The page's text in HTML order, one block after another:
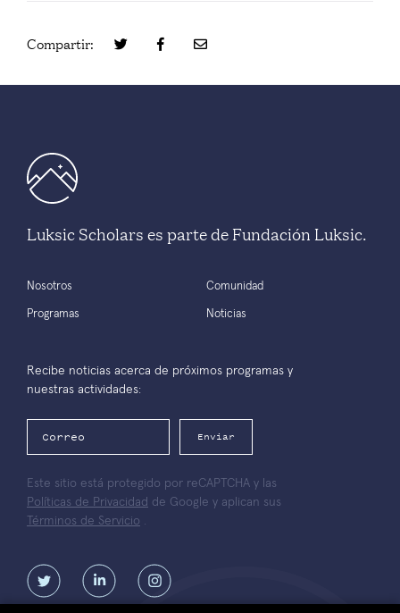
Compartir:
Luksic Scholars es parte de Fundación Luksic.
Nosotros
Programas
Comunidad
Noticias
Recibe noticias acerca de próximos programas y
nuestras actividades:
Enviar
Este sitio está protegido por reCAPTCHA y las
Políticas de Privacidad de Google y aplican sus
Términos de Servicio .